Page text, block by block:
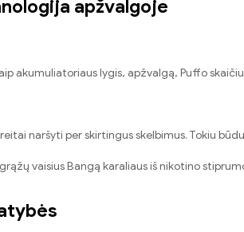
apžvalgoje
akumuliatoriaus lygis, apžvalgą, Puffo
naršyti per skirtingus skelbimus. Tokiu
vaisius Bangą karaliaus iš nikotino